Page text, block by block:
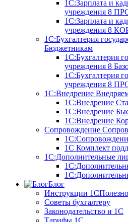
1С:Зарплата и
учреждения 8
1С:Зарплата и
учреждения 8
1С:Бухгалтерия
Бюджетникам
1С:Бухгалтерия
учреждения 8
1С:Бухгалтерия
учреждения 8
1С:Внедрение
1С:Внедрение
1С:Внедрение
1С:Внедрение
Сопровождение
1С Комплект
1С:Дополнительные
Блог
Инструкции 1С
Советы бухгалтеру
Законодательство и 1С
Тарифы 1С